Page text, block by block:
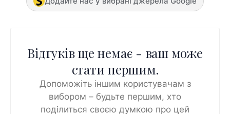
Відгуків ще немає - ваш може
стати першим.
Допоможіть іншим користувачам з
вибором – будьте першим, хто
поділиться своєю думкою про цей